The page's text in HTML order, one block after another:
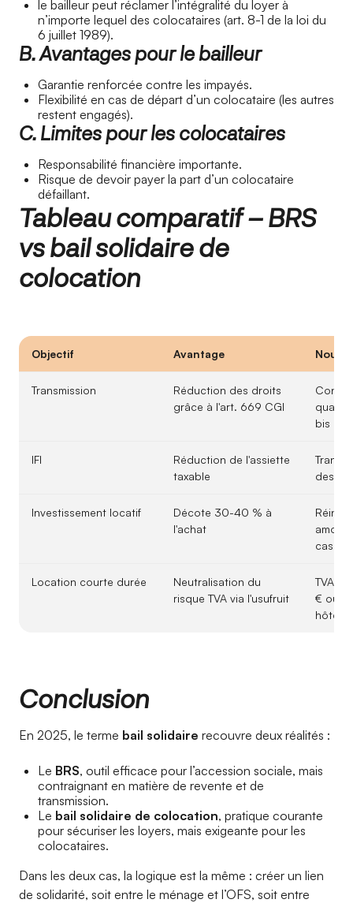
le bailleur peut réclamer l’intégralité du loyer à
n’importe lequel des colocataires (art. 8-1 de la loi du
6 juillet 1989).
B. Avantages pour le bailleur
Garantie renforcée contre les impayés.
Flexibilité en cas de départ d’un colocataire (les autres
restent engagés).
C. Limites pour les colocataires
Responsabilité financière importante.
Risque de devoir payer la part d’un colocataire
défaillant.
Tableau comparatif – BRS
vs bail solidaire de
colocation
Objectif Avantage
Transmission
Réduction des droits
grâce à l'art. 669 CGI
quasi-
bis
IFI
Réduction de l'assiette
taxable
des
Investissement locatif
Décote 30-40 % à
l'achat
cas de
Location courte durée
Neutralisation du
risque TVA via l'usufruit
TVA
€ ou
Conclusion
En 2025, le terme bail solidaire recouvre deux réalités :
Le BRS, outil efficace pour l’accession sociale, mais
contraignant en matière de revente et de
transmission.
Le bail solidaire de colocation, pratique courante
pour sécuriser les loyers, mais exigeante pour les
colocataires.
Dans les deux cas, la logique est la même : créer un lien
de solidarité, soit entre le ménage et l’OFS, soit entre